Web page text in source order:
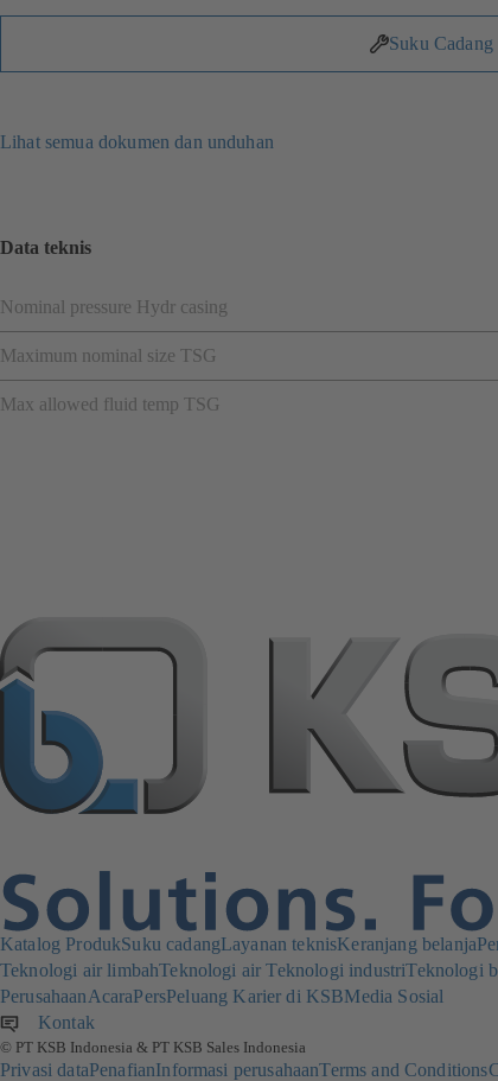
Suku Cadang
Lihat semua dokumen dan unduhan
Data teknis
Nominal pressure Hydr casing
Maximum nominal size TSG
Max allowed fluid temp TSG
Katalog ProdukSuku cadangLayanan teknisKeranjang belanja
Teknologi air limbahTeknologi airTeknologi industriTeknologi
PerusahaanAcaraPersPeluang Karier di KSBMedia Sosial
Kontak
© PT KSB Indonesia & PT KSB Sales Indonesia
Privasi dataPenafianInformasi perusahaanTerms and Conditions